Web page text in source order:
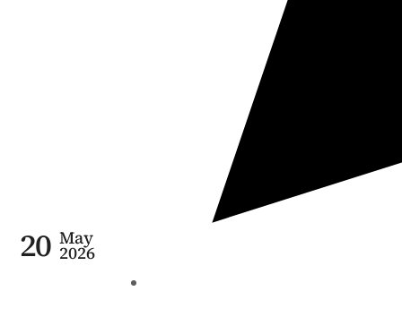
20 May
2026